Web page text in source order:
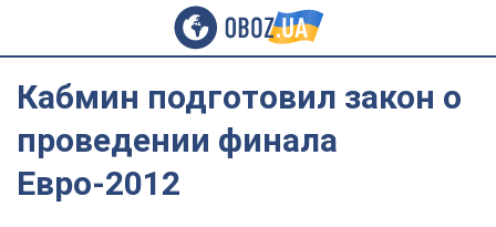
Кабмин подготовил закон о
проведении финала
Евро-2012